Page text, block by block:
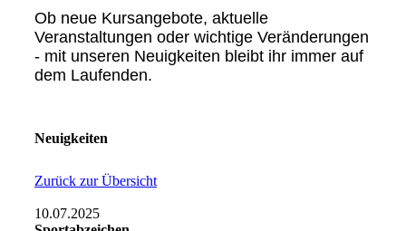
Ob neue Kursangebote, aktuelle
Veranstaltungen oder wichtige Veränderungen
- mit unseren Neuigkeiten bleibt ihr immer auf
dem Laufenden.
Neuigkeiten
Zurück zur Übersicht
10.07.2025